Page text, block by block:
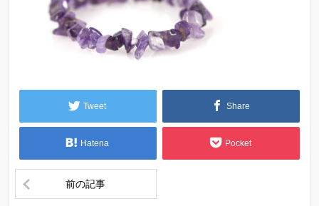
Tweet Share
Hatena Pocket
前の記事